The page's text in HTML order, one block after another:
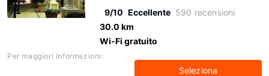
9/10 Eccellente 590 recensioni
30.0 km
Wi-Fi gratuito
Per maggiori informazioni:
Seleziona